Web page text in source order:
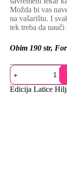
Možda bi vas
na vašarištu. I
tek treba da
Obim 190 str,
Edicija Latice